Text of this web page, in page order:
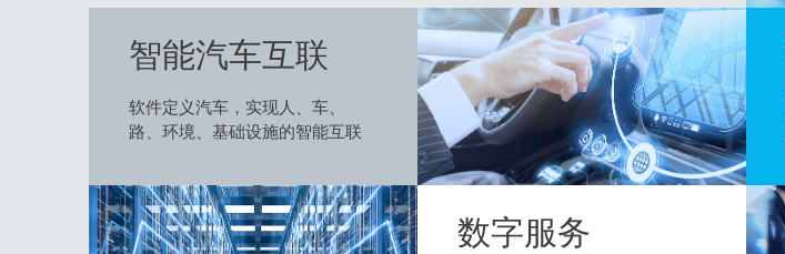
智能汽车互联
软件定义汽车，实现人、车、
路、环境、基础设施的智能互联
数字服务